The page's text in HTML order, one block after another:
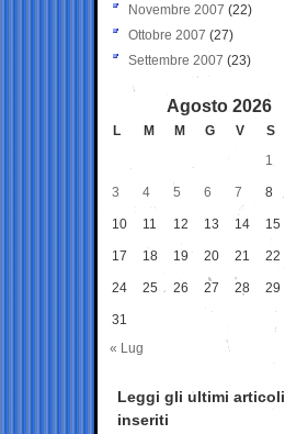
Novembre 2007 (22)
Ottobre 2007 (27)
Settembre 2007 (23)
Agosto 2026
L M M G V S
1
3 4 5 6 7 8
10 11 12 13 14 15
17 18 19 20 21 22
24 25 26 27 28 29
31
« Lug
Leggi gli ultimi articoli
inseriti